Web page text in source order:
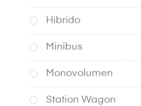
Hibrido
Minibus
Monovolumen
Station Wagon